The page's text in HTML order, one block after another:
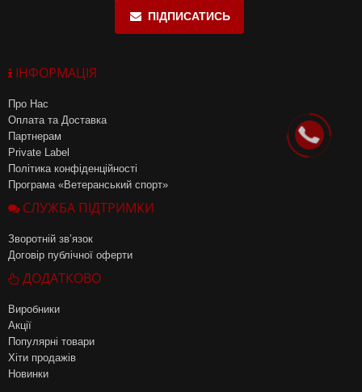
ПІДПИСАТИСЬ
ІНФОРМАЦІЯ
Про Нас
Оплата та Доставка
Партнерам
Private Label
Політика конфіденційності
Програма «Ветеранський спорт»
СЛУЖБА ПІДТРИМКИ
Зворотній зв’язок
Договір публічної оферти
ДОДАТКОВО
Виробники
Акції
Популярні товари
Хіти продажів
Новинки